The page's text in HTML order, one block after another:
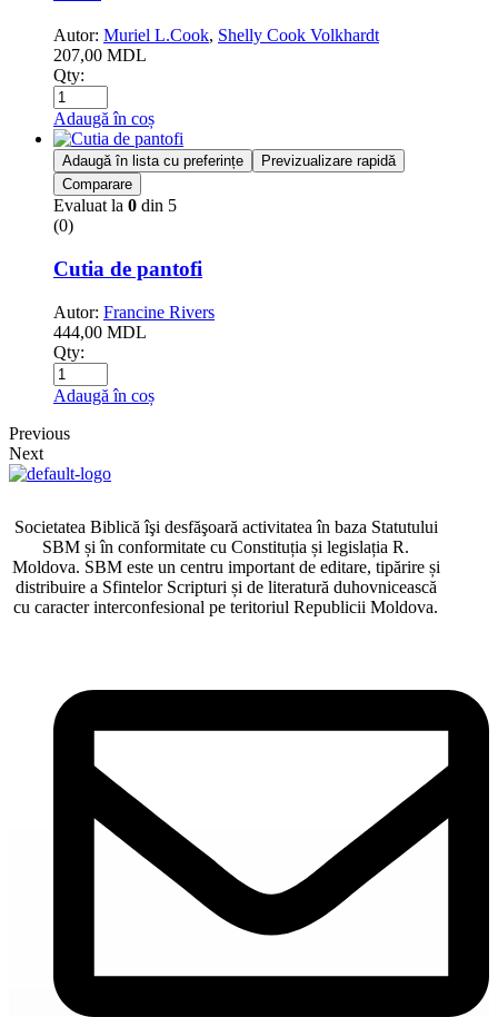
Autor: Muriel L.Cook, Shelly Cook Volkhardt
207,00 MDL
Qty:
Adaugă în coș
Adaugă în lista cu preferințe
Previzualizare rapidă
Comparare
Evaluat la 0 din 5
(0)
Cutia de pantofi
Autor: Francine Rivers
444,00 MDL
Qty:
Adaugă în coș
Previous
Next
Societatea Biblică îşi desfăşoară activitatea în baza Statutului
SBM și în conformitate cu Constituția și legislația R.
Moldova. SBM este un centru important de editare, tipărire și
distribuire a Sfintelor Scripturi și de literatură duhovnicească
cu caracter interconfesional pe teritoriul Republicii Moldova.